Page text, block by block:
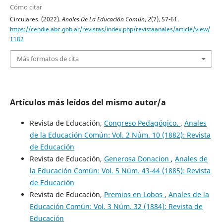
Cómo citar
Circulares. (2022).Anales De La Educación Común, 2(7), 57-61.
https://cendie.abc.gob.ar/revistas/index.php/revistaanales/article/view/
1182
Más formatos de cita
Artículos más leídos del mismo autor/a
Revista de Educación, Congreso Pedagógico. , Anales
de la Educación Común: Vol. 2 Núm. 10 (1882): Revista
de Educación
Revista de Educación, Generosa Donacion , Anales de
la Educación Común: Vol. 5 Núm. 43-44 (1885): Revista
de Educación
Revista de Educación, Premios en Lobos , Anales de la
Educación Común: Vol. 3 Núm. 32 (1884): Revista de
Educación